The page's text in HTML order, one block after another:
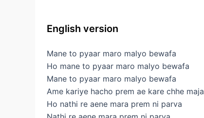
English version
Mane to pyaar maro malyo bewafa
Ho mane to pyaar maro malyo bewafa
Mane to pyaar maro malyo bewafa
Ame kariye hacho prem ae kare chhe maja
Ho nathi re aene mara prem ni parva